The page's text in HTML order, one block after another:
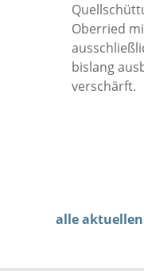
Oberried
bislang
verschärft.
alle